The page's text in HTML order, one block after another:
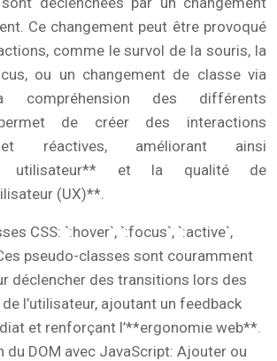
Ce changement peut être provoqué
comme le survol de la souris, la
ou un changement de classe via
compréhension des différents
de créer des interactions
et réactives, améliorant ainsi
utilisateur** et la qualité de
(UX)**.
CSS: `:hover`, `:focus`, `:active`,
pseudo-classes sont couramment
déclencher des transitions lors des
l’utilisateur, ajoutant un feedback
et renforçant l’**ergonomie web**.
du DOM avec JavaScript: Ajouter ou